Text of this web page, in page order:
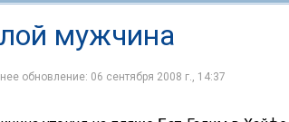
мужчина
обновление: 06 сентября 2008 г., 14:37